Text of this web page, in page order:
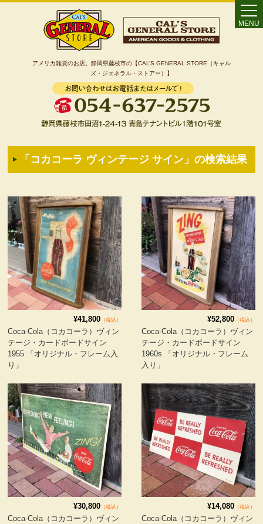
アメリカ雑貨のお店、静岡県藤枝市の【CAL’S GENERAL STORE（キャル
ズ・ジェネラル・ストアー）】
MENU
Home
特定商取引法に基づく表記
カテゴリー検索
ヴィンテージ・グッズ
LIFE誌 企業広告切り抜き
ファイヤーキング他
コカコーラ・グッズ
カンパニー・グッズ
キャラクター・グッズ
「 コカコーラ ヴィンテージ サイン 」の検索結果
¥41,800 （税込）
Coca-Cola（コカコーラ）ヴィン
テージ・カードボードサイン
1955 「オリジナル・フレーム入
り」
¥52,800（税込）
Coca-Cola（コカコーラ）ヴィン
テージ・カードボードサイン
1960s 「オリジナル・フレーム
入り」
¥30,800 （税込）
Coca-Cola（コカコーラ）ヴィン
¥14,080（税込）
Coca-Cola（コカコーラ）ヴィン